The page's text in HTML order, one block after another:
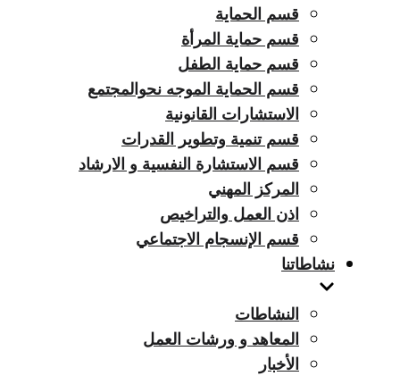
قسم الحماية
قسم حماية المرأة
قسم حماية الطفل
قسم الحماية الموجه نحوالمجتمع
الاستشارات القانونية
قسم تنمية وتطوير القدرات
قسم الاستشارة النفسية و الارشاد
المركز المهني
اذن العمل والتراخيص
قسم الإنسجام الاجتماعي
نشاطاتنا
النشاطات
المعاهد و ورشات العمل
الأخبار